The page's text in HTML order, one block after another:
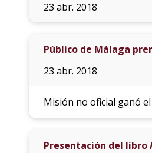
23 abr. 2018
Público de Málaga
23 abr. 2018
Misión no oficial ganó
Presentación del libro